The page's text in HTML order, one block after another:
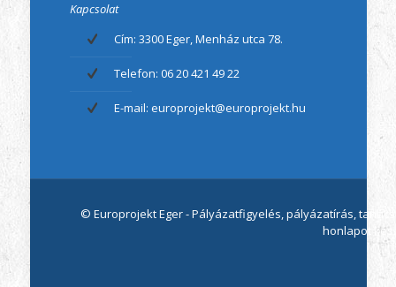
Kapcsolat
Cím: 3300 Eger, Menház utca 78.
Telefon: 06 20 421 49 22
E-mail: europrojekt@europrojekt.hu
© Europrojekt Eger - Pályázatfigyelés, pályázatírás,
honlapot